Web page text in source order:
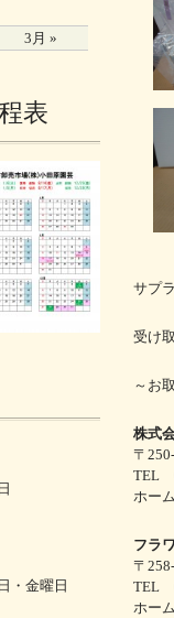
サプ
受け
～お
株式
〒
TEL
ホー
フラ
〒
TEL
ホー
3月 »
表
・金曜日